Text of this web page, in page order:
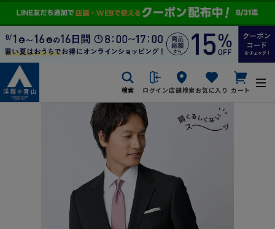
検索 ログイン店舗検索お気に入り カート